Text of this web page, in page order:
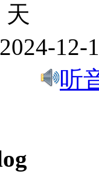
天
12-
听